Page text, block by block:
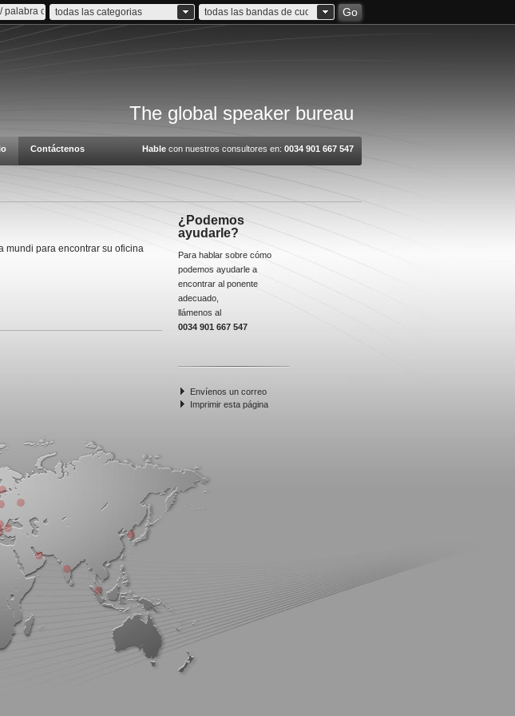
todas las categorias todas las bandas de cuota Go
The global speaker bureau
Contáctenos Hable con nuestros consultores en: 0034 901 667 547
mundi para encontrar su oficina
¿Podemos
ayudarle?
Para hablar sobre cómo
podemos ayudarle a
encontrar al ponente
adecuado,
llámenos al
0034 901 667 547
Envíenos un correo
Imprimir esta página